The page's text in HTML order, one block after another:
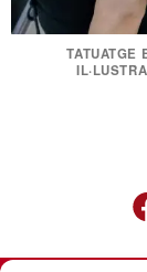
TATUATGE